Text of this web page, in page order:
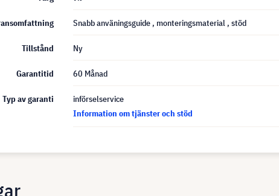
Snabb använingsguide , monteringsmaterial , stöd
Tillstånd Ny
Garantitid 60 Månad
Typ av garanti
införselservice
Information om tjänster och stöd